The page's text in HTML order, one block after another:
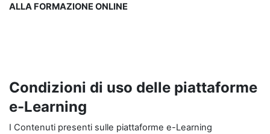
ALLA FORMAZIONE ONLINE
Condizioni di uso delle piattaforme
e-Learning
I Contenuti presenti sulle piattaforme e-Learning